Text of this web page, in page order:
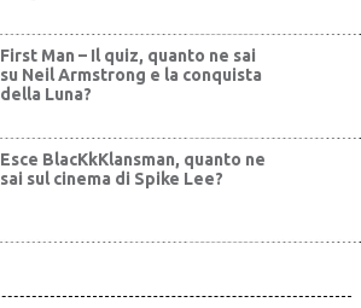
First Man – Il quiz, quanto ne sai
su Neil Armstrong e la conquista
della Luna?
Esce BlacKkKlansman, quanto ne
sai sul cinema di Spike Lee?